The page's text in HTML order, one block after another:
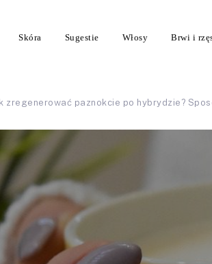
Skóra Sugestie Włosy Brwi i
zregenerować paznokcie po hybrydzie?